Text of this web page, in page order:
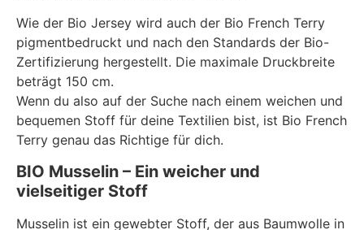
Wie der Bio Jersey wird auch der Bio French Terry
pigmentbedruckt und nach den Standards der Bio-
Zertifizierung hergestellt. Die maximale Druckbreite
beträgt 150 cm.
Wenn du also auf der Suche nach einem weichen und
bequemen Stoff für deine Textilien bist, ist Bio French
Terry genau das Richtige für dich.
BIO Musselin – Ein weicher und
vielseitiger Stoff
Musselin ist ein gewebter Stoff, der aus Baumwolle in